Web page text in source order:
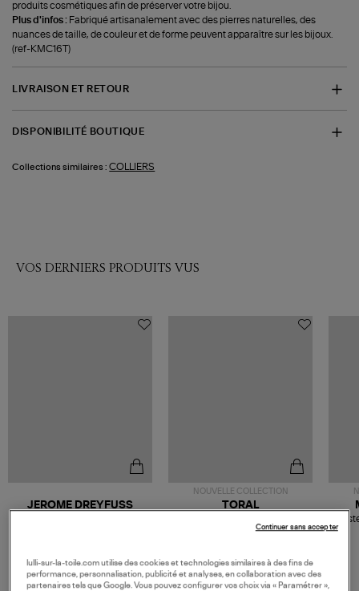
produits cosmétiques afin de préserver votre bijou.
Plus d'infos : Fabriqué artisanalement avec des pierres naturelles, des
nuances de taille, de couleur et de forme peuvent apparaître sur les bijoux.
(ref-KMC16T)
LIVRAISON ET RETOUR
DISPONIBILITÉ BOUTIQUE
Collections similaires : COLLIERS
VOS DERNIERS PRODUITS VUS
JEROME DREYFUSS
NOUVELLE COLLECTION
189,00 €
TORAL
Mousse
lulli-sur-la-toile.com utilise des cookies et technologies similaires à des fins de
performance, personnalisation, publicité et analyses, en collaboration avec des
partenaires tels que Google. Vous pouvez configurer vos choix via « Paramétrer »,
Continuer sans accepter